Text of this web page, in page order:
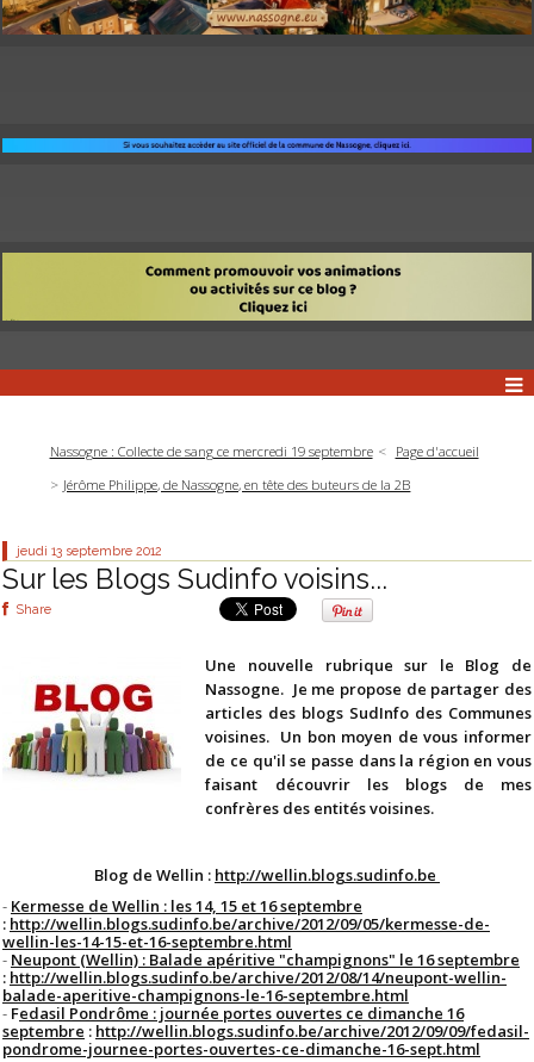
Nassogne : Collecte de sang ce mercredi 19 septembre
Page d'accueil
Jérôme Philippe, de Nassogne, en tête des buteurs de la 2B
jeudi 13 septembre 2012
Sur les Blogs Sudinfo voisins...
Share
Une nouvelle rubrique sur le Blog de
Nassogne. Je me propose de partager des
articles des blogs SudInfo des Communes
voisines. Un bon moyen de vous informer
de ce qu'il se passe dans la région en vous
faisant découvrir les blogs de mes
confrères des entités voisines.
Blog de Wellin : http://wellin.blogs.sudinfo.be
- Kermesse de Wellin : les 14, 15 et 16 septembre
: http://wellin.blogs.sudinfo.be/archive/2012/09/05/kermesse-de-
wellin-les-14-15-et-16-septembre.html
- Neupont (Wellin) : Balade apéritive "champignons" le 16 septembre
: http://wellin.blogs.sudinfo.be/archive/2012/08/14/neupont-wellin-
balade-aperitive-champignons-le-16-septembre.html
- Fedasil Pondrôme : journée portes ouvertes ce dimanche 16
septembre : http://wellin.blogs.sudinfo.be/archive/2012/09/09/fedasil-
pondrome-journee-portes-ouvertes-ce-dimanche-16-sept.html